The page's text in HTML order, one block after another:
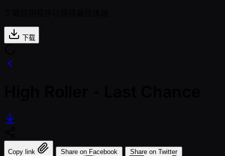
下载
Copy link Share on Facebook Share on Twitter